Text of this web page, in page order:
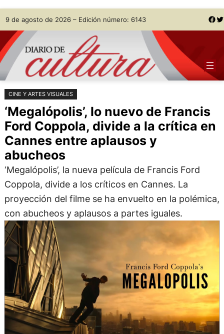
Saltar
al
contenido
Skip
to
content
9 de agosto de 2026 – Edición número: 6143 Facebook Twitter
CINE Y ARTES VISUALES
‘Megalópolis’, lo nuevo de Francis
Ford Coppola, divide a la crítica en
Cannes entre aplausos y
abucheos
‘Megalópolis’, la nueva película de Francis Ford
Coppola, divide a los críticos en Cannes. La
proyección del filme se ha envuelto en la polémica,
con abucheos y aplausos a partes iguales.